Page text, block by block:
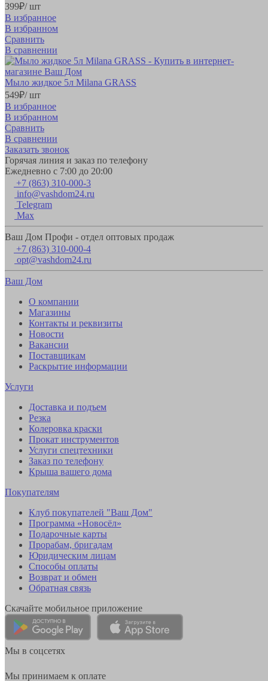
399₽/ шт
В избранное
В избранном
Сравнить
В сравнении
Мыло жидкое 5л Milana GRASS
549₽/ шт
В избранное
В избранном
Сравнить
В сравнении
Заказать звонок
Горячая линия и заказ по телефону
Ежедневно с 7:00 до 20:00
+7 (863) 310-000-3
info@vashdom24.ru
Telegram
Max
Ваш Дом Профи - отдел оптовых продаж
+7 (863) 310-000-4
opt@vashdom24.ru
Ваш Дом
О компании
Магазины
Контакты и реквизиты
Новости
Вакансии
Поставщикам
Раскрытие информации
Услуги
Доставка и подъем
Резка
Колеровка краски
Прокат инструментов
Услуги спецтехники
Заказ по телефону
Крыша вашего дома
Покупателям
Клуб покупателей "Ваш Дом"
Программа «Новосёл»
Подарочные карты
Прорабам, бригадам
Юридическим лицам
Способы оплаты
Возврат и обмен
Обратная связь
Скачайте мобильное приложение
Мы в соцсетях
Мы принимаем к оплате